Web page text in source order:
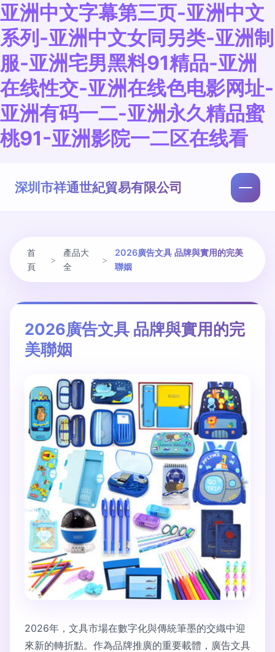
亚洲中文字幕第三页-亚洲中文
系列-亚洲中文女同另类-亚洲制
服-亚洲宅男黑料91精品-亚洲
在线性交-亚洲在线色电影网址-
亚洲有码一二-亚洲永久精品蜜
桃91-亚洲影院一二区在线看
深圳市祥通世紀貿易有限公司
首
頁
>
產品大
全
>
2026廣告文具 品牌與實用的完美
聯姻
2026廣告文具 品牌與實用的完
美聯姻
2026年，文具市場在數字化與傳統筆墨的交織中迎
來新的轉折點。作為品牌推廣的重要載體，廣告文具